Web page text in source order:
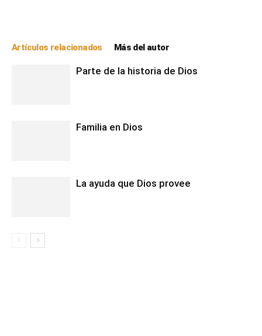
Artículos relacionados Más del autor
Parte de la historia de Dios
Familia en Dios
La ayuda que Dios provee